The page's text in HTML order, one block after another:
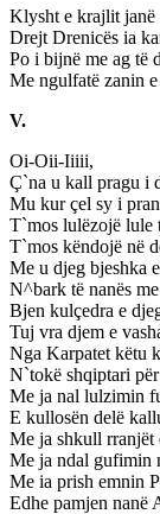
Klysht e krajlit janë
Drejt Drenicës ia
Po i bijnë me ag të
Me ngulfatë zanin e
V.
Oi-Oii-Iiiii,
Ç`na u kall pragu i
Mu kur çel sy i
T`mos lulëzojë lule
T`mos këndojë në
Me u djeg bjeshka
N^bark të nanës
Bjen kulçedra e
Tuj vra djem e
Nga Karpatet këtu
N`tokë shqiptari
Me ja nal lulzimin
E kullosën delë
Me ja shkull rranjët
Me ja ndal gufimin
Me ia prish emnin
Edhe pamjen nanë